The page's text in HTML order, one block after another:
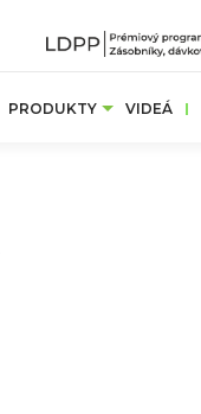
PRODUKTY VIDEÁ